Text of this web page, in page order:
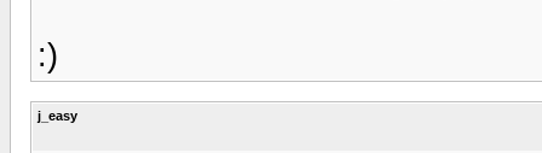
:)
j_easy